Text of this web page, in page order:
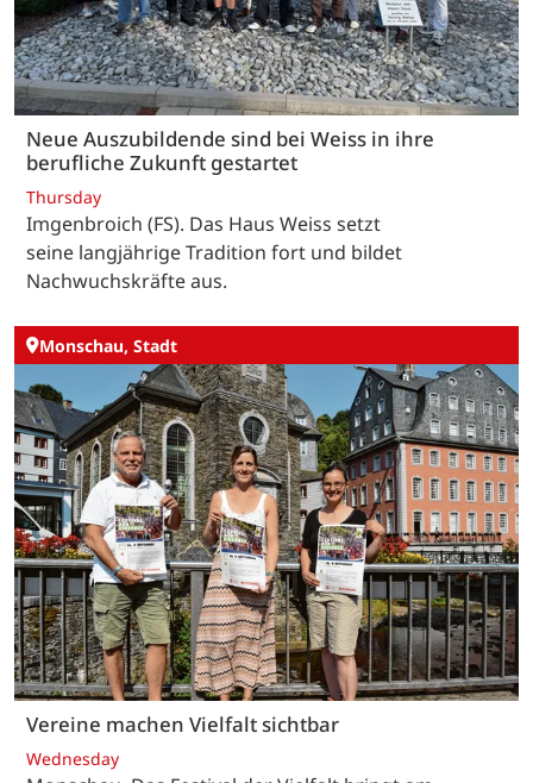
Neue Auszubildende sind bei Weiss in ihre
berufliche Zukunft gestartet
Thursday
Imgenbroich (FS). Das Haus Weiss setzt
seine langjährige Tradition fort und bildet
Nachwuchskräfte aus.
Monschau, Stadt
Vereine machen Vielfalt sichtbar
Wednesday